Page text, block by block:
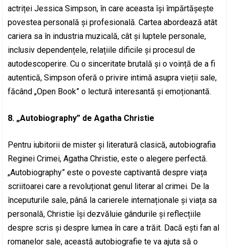
actriței Jessica Simpson, în care aceasta își împărtășește
povestea personală și profesională. Cartea abordează atât
cariera sa în industria muzicală, cât și luptele personale,
inclusiv dependențele, relațiile dificile și procesul de
autodescoperire. Cu o sinceritate brutală și o voință de a fi
autentică, Simpson oferă o privire intimă asupra vieții sale,
făcând „Open Book” o lectură interesantă și emoționantă.
8. „Autobiography” de Agatha Christie
Pentru iubitorii de mister și literatură clasică, autobiografia
Reginei Crimei, Agatha Christie, este o alegere perfectă.
„Autobiography” este o poveste captivantă despre viața
scriitoarei care a revoluționat genul literar al crimei. De la
începuturile sale, până la carierele internaționale și viața sa
personală, Christie își dezvăluie gândurile și reflecțiile
despre scris și despre lumea în care a trăit. Dacă ești fan al
romanelor sale, această autobiografie te va ajuta să o